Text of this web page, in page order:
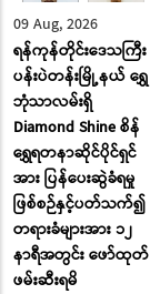
09 Aug, 2026
ရန်ကုန်တိုင်းဒေသကြီး
ပန်းပဲတန်းမြို့နယ် ရွှေ
ဘုံသာလမ်းရှိ
Diamond Shine စိန်
ရွှေရတနာဆိုင်ပိုင်ရှင်
အား ပြန်ပေးဆွဲခံရမှု
ဖြစ်စဉ်နှင့်ပတ်သက်၍
တရားခံများအား ၁၂
နာရီအတွင်း ဖော်ထုတ်
ဖမ်းဆီးရမိ